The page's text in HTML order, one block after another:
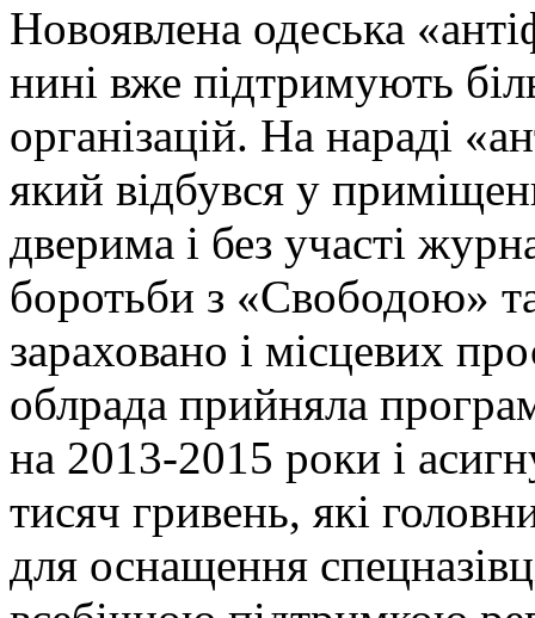
Новоявлена одеська
нині вже підтримують
організацій. На нараді
який відбувся у
дверима і без участі
боротьби з «Свободою»
зараховано і місцевих
облрада прийняла
на 2013-2015 роки і
тисяч гривень, які
для оснащення